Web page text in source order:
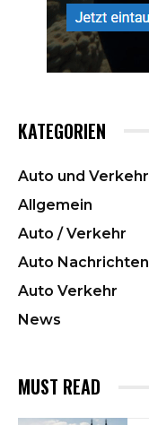
KATEGORIEN
Auto und Verkehr
Allgemein
Auto / Verkehr
Auto Nachrichten
Auto Verkehr
News
MUST READ